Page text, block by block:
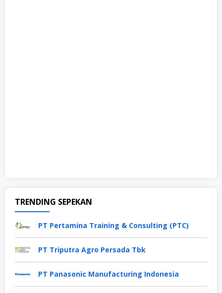
TRENDING SEPEKAN
PT Pertamina Training & Consulting (PTC)
PT Triputra Agro Persada Tbk
PT Panasonic Manufacturing Indonesia